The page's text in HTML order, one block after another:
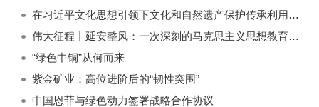
在习近平文化思想引领下文化和自然遗产保护传承利用工作开创新局面
伟大征程丨延安整风：一次深刻的马克思主义思想教育运动
“绿色中铜”从何而来
紫金矿业：高位进阶后的“韧性突围”
中国恩菲与绿色动力签署战略合作协议